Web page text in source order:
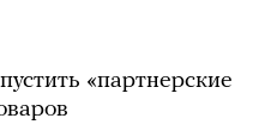
«партнерские